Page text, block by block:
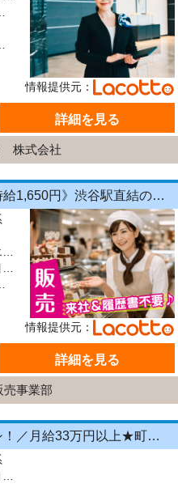
情報提供元：
詳細を見る
株式会社
【渋谷区】＼派遣社員★／《時給1,650円》渋谷駅直結の渋谷スクランブルスクエア♪信州りんごを使う薔薇のタルト販売#レジ経験◎《土日含む週3日〜!》交通費全額支給
最寄駅：渋谷スクランブルスクエア ＊JR山手線・埼京線・湘南新宿ライン・成田エクスプレス「渋谷」駅直結 ＊京王井の頭線「渋谷」駅直結 ＊東京メトロ銀座線「渋谷」駅直結
勤務地：東京都渋谷区渋谷２丁目２４−１２
：30〜21：30
情報提供元：
詳細を見る
売事業部
＼投函メイン！営業＆残業ナシ！／月給33万円以上★町歩きをしながら投函♪20～50代活躍中☆年間休日125日以上！[26750236]